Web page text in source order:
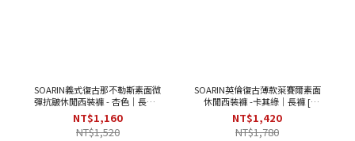
SOARIN義式復古那不勒斯素面微
彈抗皺休閒西裝褲 - 杏色｜長褲 [
212F416 ]
NT$1,160
NT$1,520
SOARIN英倫復古薄款萊賽爾素面
休閒西裝褲 -卡其綠｜長褲 [
252TF207 ]
NT$1,420
NT$1,780